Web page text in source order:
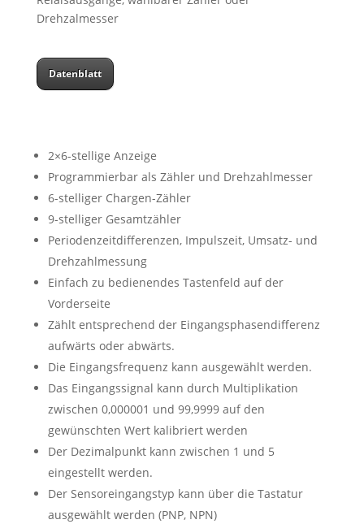
Drehzalmesser
Datenblatt
2×6-stellige Anzeige
Programmierbar als Zähler und Drehzahlmesser
6-stelliger Chargen-Zähler
9-stelliger Gesamtzähler
Periodenzeitdifferenzen, Impulszeit, Umsatz- und
Drehzahlmessung
Einfach zu bedienendes Tastenfeld auf der
Vorderseite
Zählt entsprechend der Eingangsphasendifferenz
aufwärts oder abwärts.
Die Eingangsfrequenz kann ausgewählt werden.
Das Eingangssignal kann durch Multiplikation
zwischen 0,000001 und 99,9999 auf den
gewünschten Wert kalibriert werden
Der Dezimalpunkt kann zwischen 1 und 5
eingestellt werden.
Der Sensoreingangstyp kann über die Tastatur
ausgewählt werden (PNP, NPN)